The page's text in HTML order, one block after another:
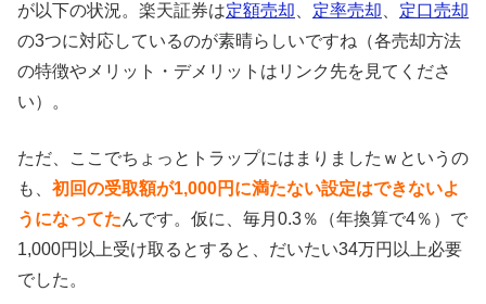
が以下の状況。楽天証券は定額売却 定率売却
定口売却
の3つに対応しているのが素晴らしいですね（各売却方法
の特徴やメリット・デメリットはリンク先を見てくださ
い）。
ただ、ここでちょっとトラップにはまりましたｗというの
も、 初回の受取額が1,000円に満たない設定はできないよ
うになってたんです。仮に、毎月0.3％（年換算で4％）で
1,000円以上受け取るとすると、だいたい34万円以上必要
でした。